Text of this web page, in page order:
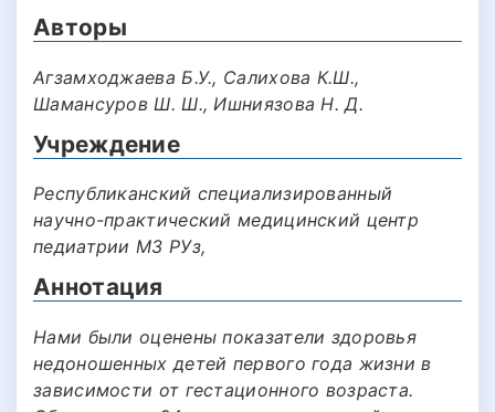
Авторы
Агзамходжаева Б.У., Салихова К.Ш.,
Шамансуров Ш. Ш., Ишниязова Н. Д.
Учреждение
Республиканский специализированный
научно-практический медицинский центр
педиатрии МЗ РУз,
Аннотация
Нами были оценены показатели здоровья
недоношенных детей первого года жизни в
зависимости от гестационного возраста.